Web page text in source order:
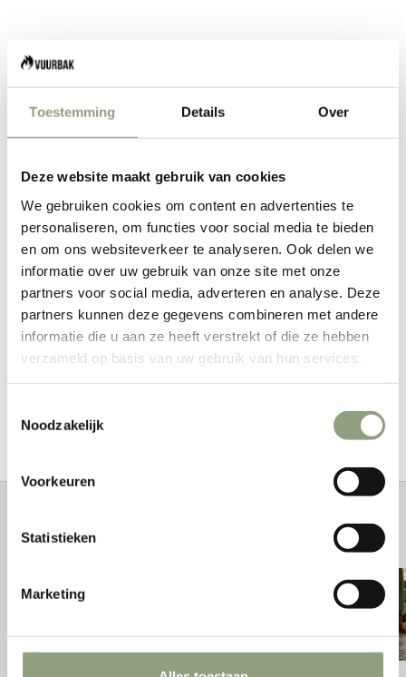
Toestemming Details Over
Deze website maakt gebruik van cookies
We gebruiken cookies om content en advertenties te
personaliseren, om functies voor social media te bieden
en om ons websiteverkeer te analyseren. Ook delen we
informatie over uw gebruik van onze site met onze
partners voor social media, adverteren en analyse. Deze
partners kunnen deze gegevens combineren met andere
informatie die u aan ze heeft verstrekt of die ze hebben
verzameld op basis van uw gebruik van hun services.
Noodzakelijk
Voorkeuren
Statistieken
Marketing
The windmill rvs deksellifter 35 cm
Aanbiedingsprijs
€8,00 Normale prijs
€10,00
Aantal verlagenAantal verlagen
TOEVOEGEN AAN WINKELWAGEN
RVS Deksel-lifter, een veilige en onmisbare accessoire voor
bij een Dutch Oven. Voorzien van handige coolgrip.